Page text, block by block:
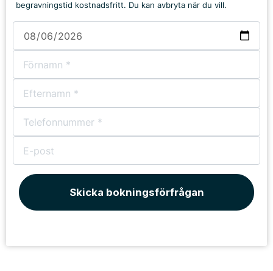
begravningstid kostnadsfritt. Du kan avbryta när du vill.
Skicka bokningsförfrågan